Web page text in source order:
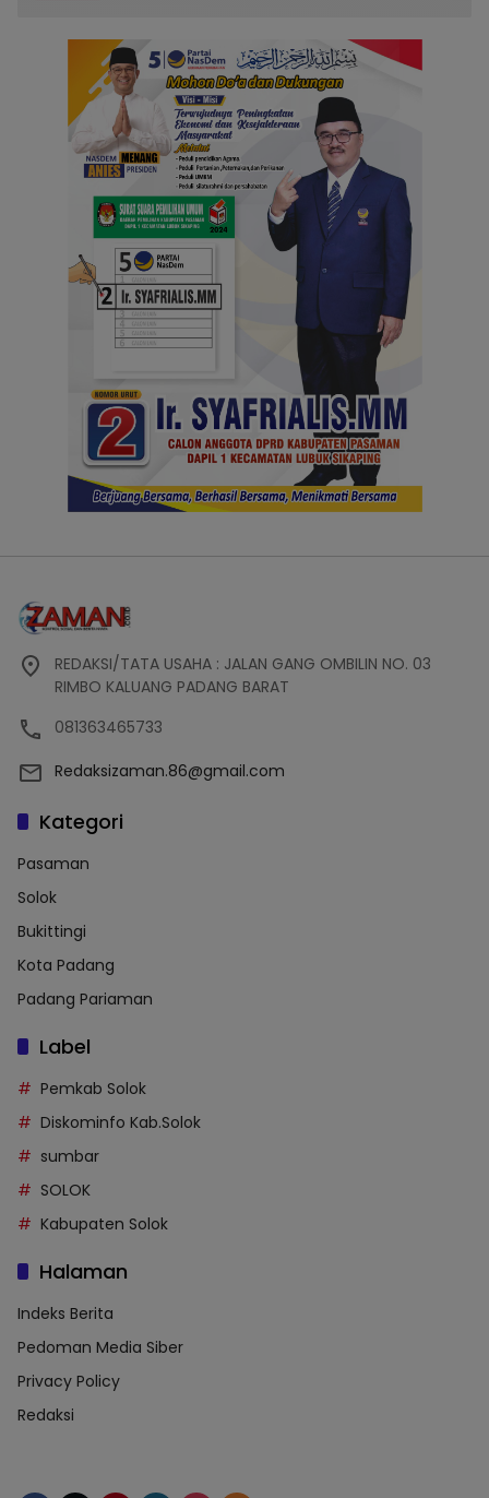
REDAKSI/TATA USAHA : JALAN GANG OMBILIN NO. 03
RIMBO KALUANG PADANG BARAT
081363465733
Redaksizaman.86@gmail.com
Kategori
Pasaman
Solok
Bukittingi
Kota Padang
Padang Pariaman
Label
Pemkab Solok
Diskominfo Kab.Solok
sumbar
SOLOK
Kabupaten Solok
Halaman
Indeks Berita
Pedoman Media Siber
Privacy Policy
Redaksi